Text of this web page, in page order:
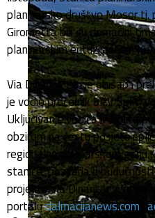
planinarsko društvo Mosor tj.
Girometta bili su domaćini
planinarskim entuzijastom
Via Dinarica tim je obišao i
je vodio pročelnik SPV Split,
Uključivanje vodiča iz Splita
obzirom na čestu posjetu
regionalnom Dinarskom
stanice, pozvana u
projektu Via Dinarica. Više na
portaludalmacijanews.com